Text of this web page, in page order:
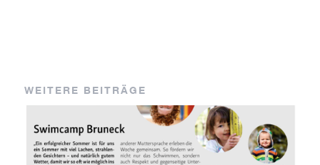
WEITERE BEITRÄGE